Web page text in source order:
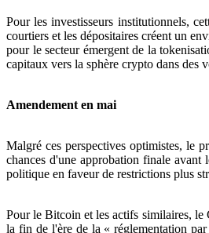
Pour les investisseurs institutionnels,
courtiers et les dépositaires créent un
pour le secteur émergent de la
capitaux vers la sphère crypto dans des
Amendement en mai
Malgré ces perspectives optimistes, le
chances d'une approbation finale
politique en faveur de restrictions plus
Pour le Bitcoin et les actifs similaires, le
la fin de l'ère de la « réglementation